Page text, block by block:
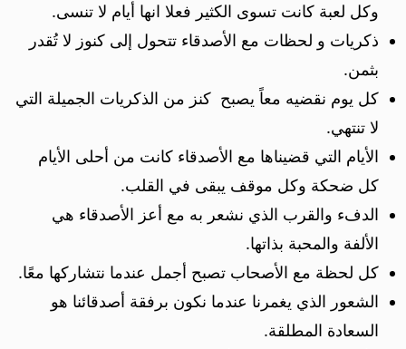
وكل لعبة كانت تسوى الكثير فعلا انها أيام لا تنسى.
ذكريات و لحظات مع الأصدقاء تتحول إلى كنوز لا تُقدر
بثمن.
كل يوم نقضيه معاً يصبح كنز من الذكريات الجميلة التي
لا تنتهي.
الأيام التي قضيناها مع الأصدقاء كانت من أحلى الأيام
كل ضحكة وكل موقف يبقى في القلب.
الدفء والقرب الذي نشعر به مع أعز الأصدقاء هي
الألفة والمحبة بذاتها.
كل لحظة مع الأصحاب تصبح أجمل عندما نتشاركها معًا.
الشعور الذي يغمرنا عندما نكون برفقة أصدقائنا هو
السعادة المطلقة.